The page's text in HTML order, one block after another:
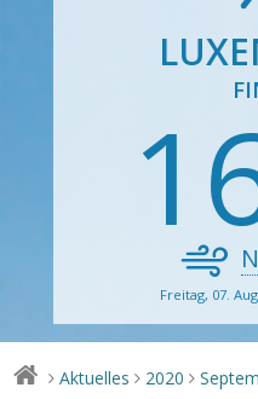
Freitag, 07.
> Aktuelles > 2020 >